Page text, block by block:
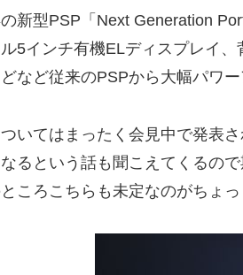
新型PSP「Next Generation
5インチ有機ELディスプレイ
など従来のPSPから大幅パワー
いてはまったく会見中で発表
るという話も聞こえてくるの
ころこちらも未定なのがちょっ